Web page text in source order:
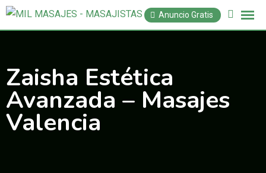
Saltar
Anuncio Gratis
Zaisha Estética
Avanzada – Masajes
Valencia